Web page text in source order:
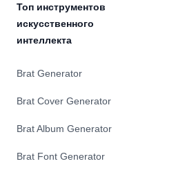
Топ инструментов
искусственного
интеллекта
Brat Generator
Brat Cover Generator
Brat Album Generator
Brat Font Generator